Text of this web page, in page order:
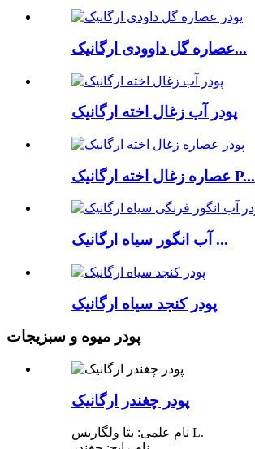
عصاره گل داوودی ارگانیک...
پودر آب زغال اخته ارگانیک
عصاره زغال اخته ارگانیک P...
آب انگور سیاه ارگانیک ...
پودر کنجد سیاه ارگانیک
پودر میوه و سبزیجات
پودر چغندر ارگانیک
نام علمی: بتا ولگاریس L.